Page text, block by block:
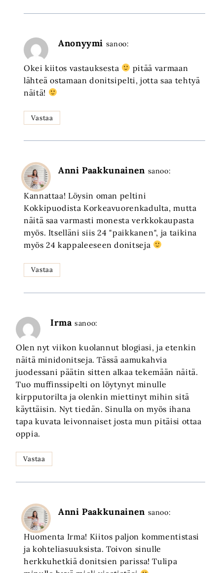
Anonyymi sanoo:
Okei kiitos vastauksesta
pitää varmaan
lähteä ostamaan donitsipelti, jotta saa tehtyä
näitä!
Vastaa
Anni Paakkunainen sanoo:
Kannattaa! Löysin oman peltini
Kokkipuodista Korkeavuorenkadulta, mutta
näitä saa varmasti monesta verkkokaupasta
myös. Itselläni siis 24 "paikkanen", ja taikina
myös 24 kappaleeseen donitseja
Vastaa
Irma sanoo:
Olen nyt viikon kuolannut blogiasi, ja etenkin
näitä minidonitseja. Tässä aamukahvia
juodessani päätin sitten alkaa tekemään näitä.
Tuo muffinssipelti on löytynyt minulle
kirpputorilta ja olenkin miettinyt mihin sitä
käyttäisin. Nyt tiedän. Sinulla on myös ihana
tapa kuvata leivonnaiset josta mun pitäisi ottaa
oppia.
Vastaa
Anni Paakkunainen sanoo:
Huomenta Irma! Kiitos paljon kommentistasi
ja kohteliasuuksista. Toivon sinulle
herkkuhetkiä donitsien parissa! Tulipa